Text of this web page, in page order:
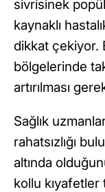
sivrisinek
kaynaklı
dikkat çekiyor.
bölgelerinde
artırılması
Sağlık
rahatsızlığı
altında
kollu